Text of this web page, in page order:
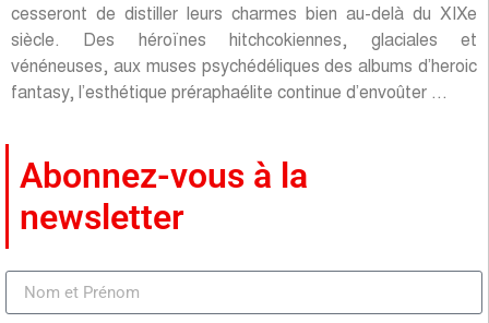
cesseront de distiller leurs charmes bien au-delà du XIXe
siècle. Des héroïnes hitchcokiennes, glaciales et
vénéneuses, aux muses psychédéliques des albums d’heroic
fantasy, l’esthétique préraphaélite continue d’envoûter …
Abonnez-vous à la
newsletter